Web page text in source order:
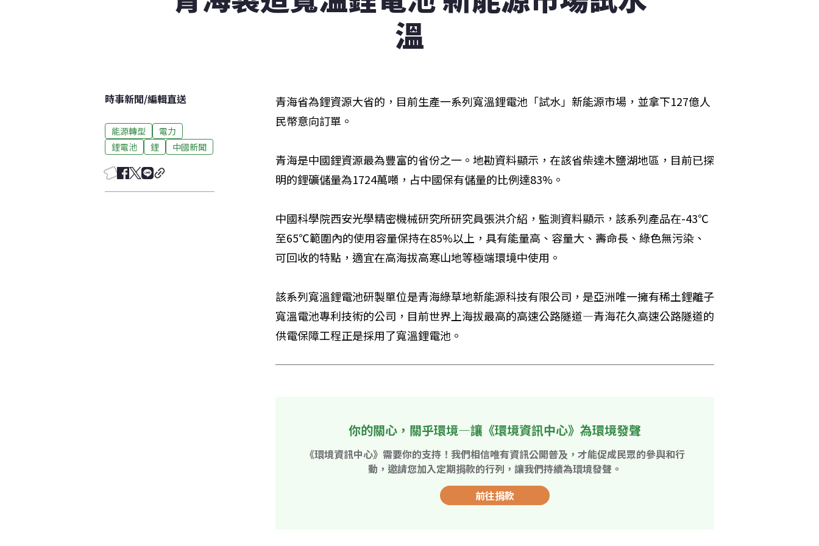
溫
時事新聞/編輯直送
能源轉型
電力
鋰電池
鋰 中國新聞
青海省為鋰資源大省的，目前生產一系列寬溫鋰電池「試水」新能源市場，並拿下127億人
民幣意向訂單。
青海是中國鋰資源最為豐富的省份之一。地勘資料顯示，在該省柴達木鹽湖地區，目前已探
明的鋰礦儲量為1724萬噸，占中國保有儲量的比例達83%。
中國科學院西安光學精密機械研究所研究員張洪介紹，監測資料顯示，該系列產品在-43℃
至65℃範圍內的使用容量保持在85%以上，具有能量高、容量大、壽命長、綠色無污染、
可回收的特點，適宜在高海拔高寒山地等極端環境中使用。
該系列寬溫鋰電池研製單位是青海綠草地新能源科技有限公司，是亞洲唯一擁有稀土鋰離子
寬溫電池專利技術的公司，目前世界上海拔最高的高速公路隧道—青海花久高速公路隧道的
供電保障工程正是採用了寬溫鋰電池。
你的關心，關乎環境—讓《環境資訊中心》為環境發聲
《環境資訊中心》需要你的支持！我們相信唯有資訊公開普及，才能促成民眾的參與和行
動，邀請您加入定期捐款的行列，讓我們持續為環境發聲。
前往捐款